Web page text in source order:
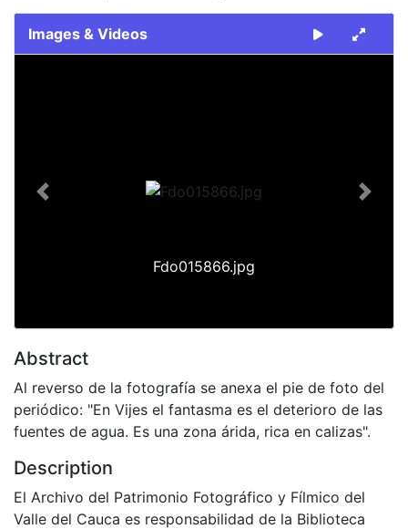
Images & Videos
Fdo015866.jpg
Previous Next
Abstract
Al reverso de la fotografía se anexa el pie de foto del
periódico: "En Vijes el fantasma es el deterioro de las
fuentes de agua. Es una zona árida, rica en calizas".
Description
El Archivo del Patrimonio Fotográfico y Fílmico del
Valle del Cauca es responsabilidad de la Biblioteca